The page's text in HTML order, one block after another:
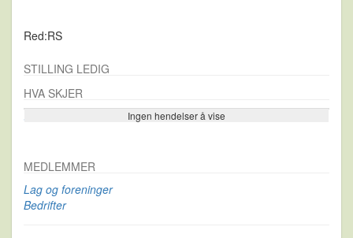
Red:RS
STILLING LEDIG
HVA SKJER
Ingen hendelser å vise
Se flere…
MEDLEMMER
Lag og foreninger
Bedrifter